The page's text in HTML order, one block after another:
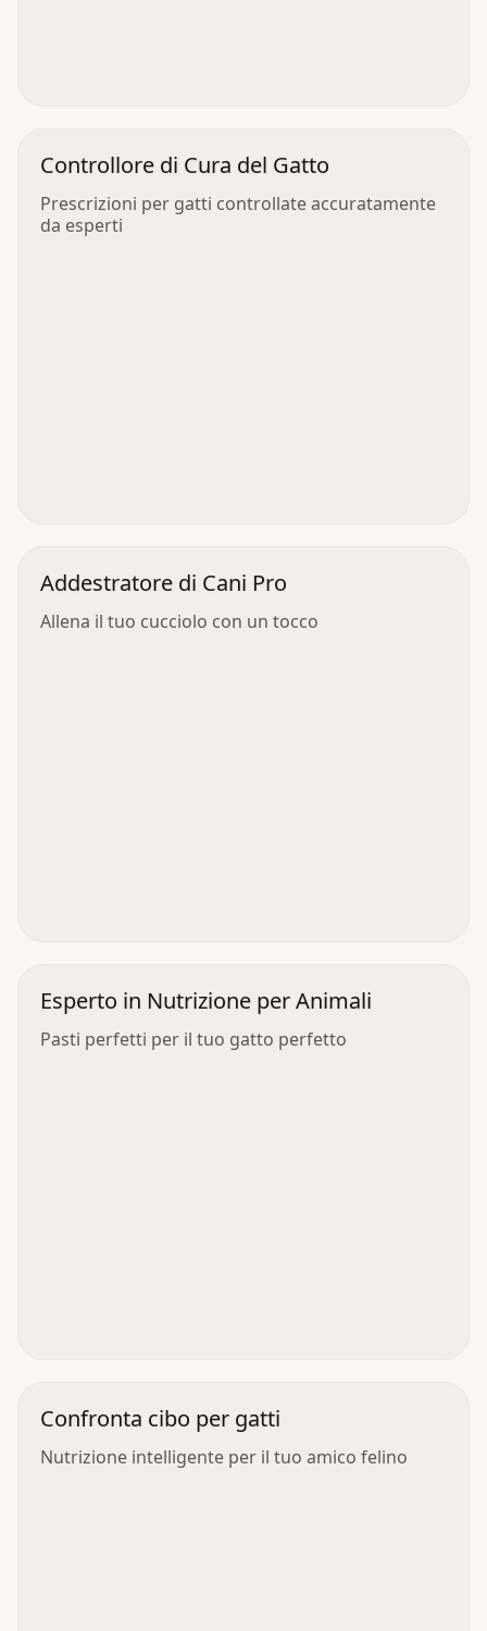
Controllore di Cura del Gatto
Prescrizioni per gatti controllate accuratamente
da esperti
Addestratore di Cani Pro
Allena il tuo cucciolo con un tocco
Esperto in Nutrizione per Animali
Pasti perfetti per il tuo gatto perfetto
Confronta cibo per gatti
Nutrizione intelligente per il tuo amico felino